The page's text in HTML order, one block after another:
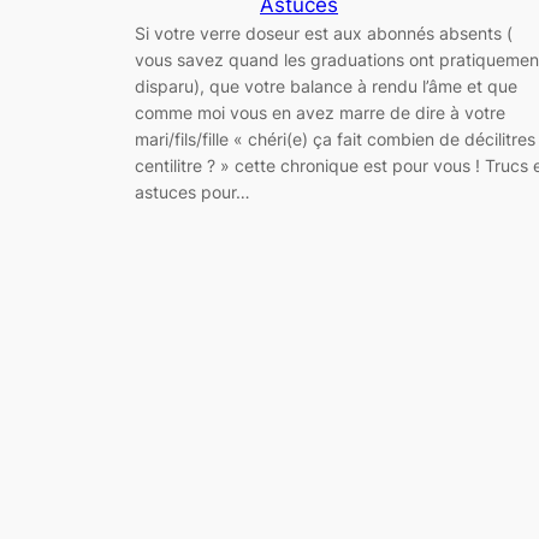
Si votre verre doseur est aux abonnés absents (
vous savez quand les graduations ont
disparu), que votre balance à rendu l’âme et que
comme moi vous en avez marre de dire à votre
mari/fils/fille « chéri(e) ça fait combien de décilitres
centilitre ? » cette chronique est pour vous ! Trucs
astuces pour…